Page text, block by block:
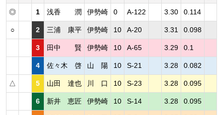
◎ 1 浅香 潤 伊勢崎 0 A-122 3.30 0.114
○ 2 三浦 康平 伊勢崎 10 A-20 3.31 0.098
3 田中 賢 伊勢崎 10 A-65 3.29 0.1
4 佐々木 啓 山 陽 10 S-21 3.28 0.082
△ 5 山田 達也 川 口 10 S-23 3.28 0.095
6 新井 恵匠 伊勢崎 10 S-14 3.28 0.095